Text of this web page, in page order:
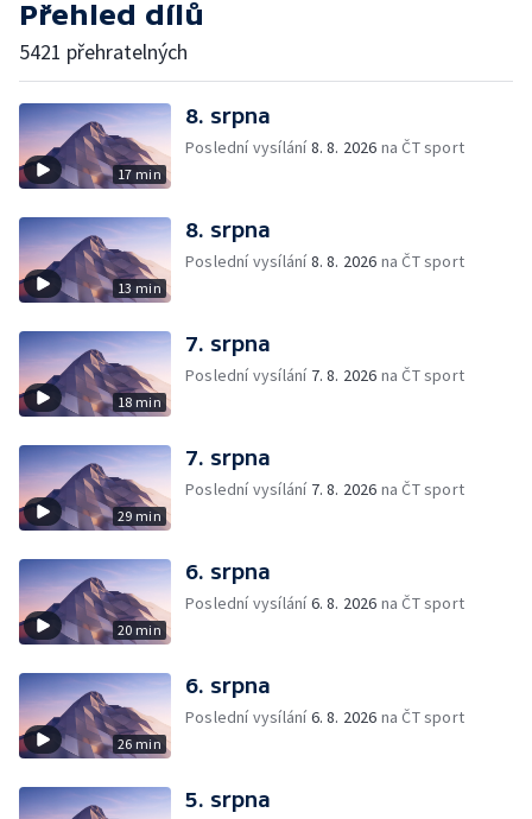
Přehled dílů
5421 přehratelných
17 min
8. srpna
Poslední vysílání8. 8. 2026 na ČT sport
13 min
8. srpna
Poslední vysílání8. 8. 2026 na ČT sport
18 min
7. srpna
Poslední vysílání 7. 8. 2026 na ČT sport
29 min
7. srpna
Poslední vysílání 7. 8. 2026 na ČT sport
20 min
6. srpna
Poslední vysílání6. 8. 2026 na ČT sport
26 min
6. srpna
Poslední vysílání6. 8. 2026 na ČT sport
5. srpna